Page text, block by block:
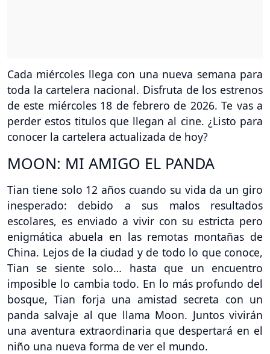
Cada miércoles llega con una nueva semana para
toda la cartelera nacional. Disfruta de los estrenos
de este miércoles 18 de febrero de 2026. Te vas a
perder estos titulos que llegan al cine. ¿Listo para
conocer la cartelera actualizada de hoy?
MOON: MI AMIGO EL PANDA
Tian tiene solo 12 años cuando su vida da un giro
inesperado: debido a sus malos resultados
escolares, es enviado a vivir con su estricta pero
enigmática abuela en las remotas montañas de
China. Lejos de la ciudad y de todo lo que conoce,
Tian se siente solo… hasta que un encuentro
imposible lo cambia todo. En lo más profundo del
bosque, Tian forja una amistad secreta con un
panda salvaje al que llama Moon. Juntos vivirán
una aventura extraordinaria que despertará en el
niño una nueva forma de ver el mundo.